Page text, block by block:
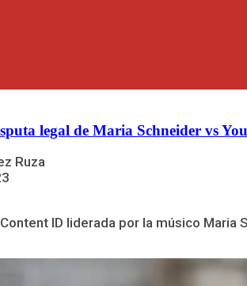
legal de Maria Schneider vs
Ruza
ID liderada por la músico